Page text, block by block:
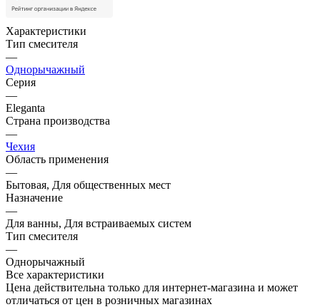
Характеристики
Тип смесителя
—
Однорычажный
Серия
—
Eleganta
Страна производства
—
Чехия
Область применения
—
Бытовая, Для общественных мест
Назначение
—
Для ванны, Для встраиваемых систем
Тип смесителя
—
Однорычажный
Все характеристики
Цена действительна только для интернет-магазина и может
отличаться от цен в розничных магазинах